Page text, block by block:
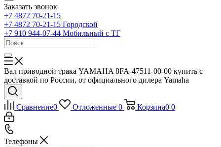
Заказать звонок
+7 4872 70-21-15
+7 4872 70-21-15 Городской
+7 910 944-07-44 Мобильный с ТГ
Вал приводной трака YAMAHA 8FA-47511-00-00 купить с
доставкой по России, от официального дилера Yamaha
Сравнение0 Отложенные 0 Корзина0 0
Телефоны